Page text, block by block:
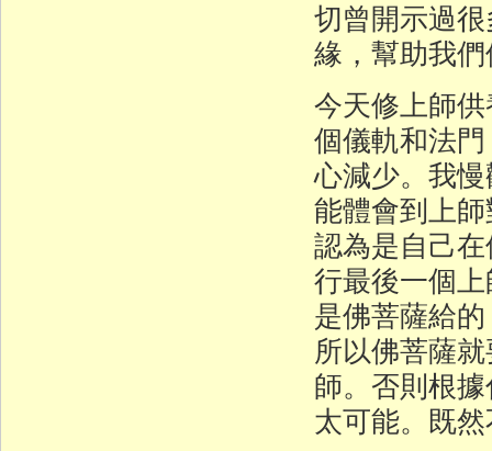
切曾開示過
緣，幫助我
今天修上師
個儀軌和法
心減少。我
能體會到上
認為是自己
行最後一個
是佛菩薩給
所以佛菩薩
師。否則根
太可能。既